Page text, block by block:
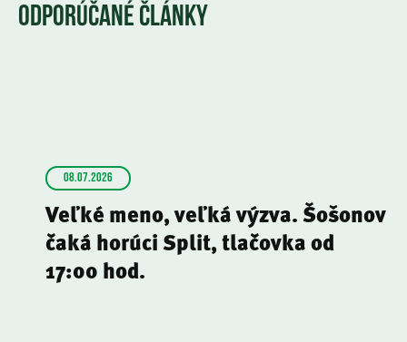
ODPORÚČANÉ ČLÁNKY
08.07.2026
Veľké meno, veľká výzva. Šošonov
čaká horúci Split, tlačovka od
17:00 hod.